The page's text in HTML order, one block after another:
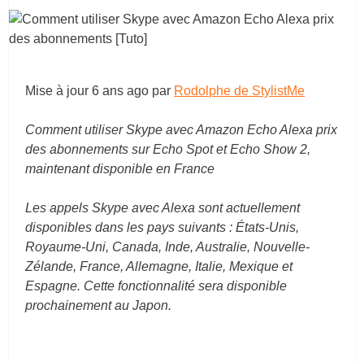
Mise à jour6 ans ago par Rodolphe de StylistMe
Comment utiliser Skype avec Amazon Echo Alexa prix
des abonnements sur Echo Spot et Echo Show 2,
maintenant disponible en France
Les appels Skype avec Alexa sont actuellement
disponibles dans les pays suivants : États-Unis,
Royaume-Uni, Canada, Inde, Australie, Nouvelle-
Zélande, France, Allemagne, Italie, Mexique et
Espagne. Cette fonctionnalité sera disponible
prochainement au Japon.